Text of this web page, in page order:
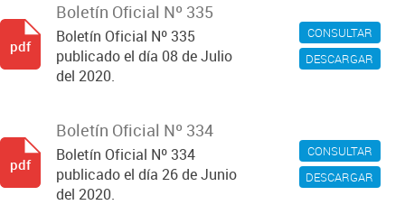
CONSULTAR
DESCARGAR
Boletín Oficial Nº 335
Boletín Oficial Nº 335
publicado el día 08 de Julio
del 2020.
pdf
CONSULTAR
DESCARGAR
Boletín Oficial Nº 334
Boletín Oficial Nº 334
publicado el día 26 de Junio
del 2020.
pdf